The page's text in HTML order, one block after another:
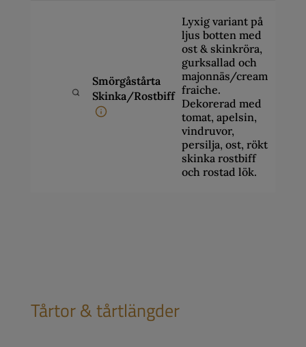
Smörgåstårta
Skinka/Rostbiff
Lyxig variant på
ljus botten med
ost & skinkröra,
gurksallad och
majonnäs/cream
fraiche.
Dekorerad med
tomat, apelsin,
vindruvor,
persilja, ost, rökt
skinka rostbiff
och rostad lök.
Tårtor & tårtlängder